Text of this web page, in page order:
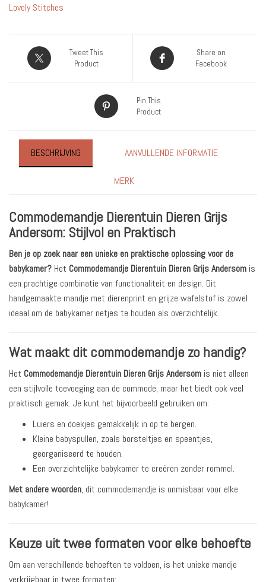
Lovely Stitches
Tweet This
Product
Share on
Facebook
Pin This
Product
BESCHRIJVING AANVULLENDE INFORMATIE
MERK
Commodemandje Dierentuin Dieren Grijs
Andersom: Stijlvol en Praktisch
Ben je op zoek naar een unieke en praktische oplossing voor de
babykamer? Het Commodemandje Dierentuin Dieren Grijs Andersom is
een prachtige combinatie van functionaliteit en design. Dit
handgemaakte mandje met dierenprint en grijze wafelstof is zowel
ideaal om de babykamer netjes te houden als overzichtelijk.
Wat maakt dit commodemandje zo handig?
Het Commodemandje Dierentuin Dieren Grijs Andersom is niet alleen
een stijlvolle toevoeging aan de commode, maar het biedt ook veel
praktisch gemak. Je kunt het bijvoorbeeld gebruiken om:
Luiers en doekjes gemakkelijk in op te bergen.
Kleine babyspullen, zoals borsteltjes en speentjes,
georganiseerd te houden.
Een overzichtelijke babykamer te creëren zonder rommel.
Met andere woorden, dit commodemandje is onmisbaar voor elke
babykamer!
Keuze uit twee formaten voor elke behoefte
Om aan verschillende behoeften te voldoen, is het unieke mandje